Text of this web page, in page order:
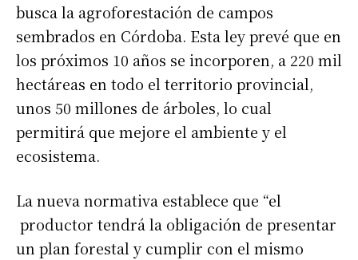
busca la agroforestación de campos
sembrados en Córdoba. Esta ley prevé que en
los próximos 10 años se incorporen, a 220 mil
hectáreas en todo el territorio provincial,
unos 50 millones de árboles, lo cual
permitirá que mejore el ambiente y el
ecosistema.
La nueva normativa establece que “el
productor tendrá la obligación de presentar
un plan forestal y cumplir con el mismo